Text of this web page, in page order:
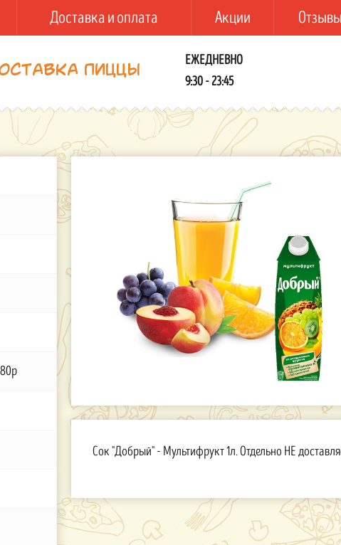
Доставка и оплата Акции Отзывы
пиццы
ЕЖЕДНЕВНО
9:30 - 23:45
Сок "Добрый" - Мультифрукт 1л. Отдельно НЕ